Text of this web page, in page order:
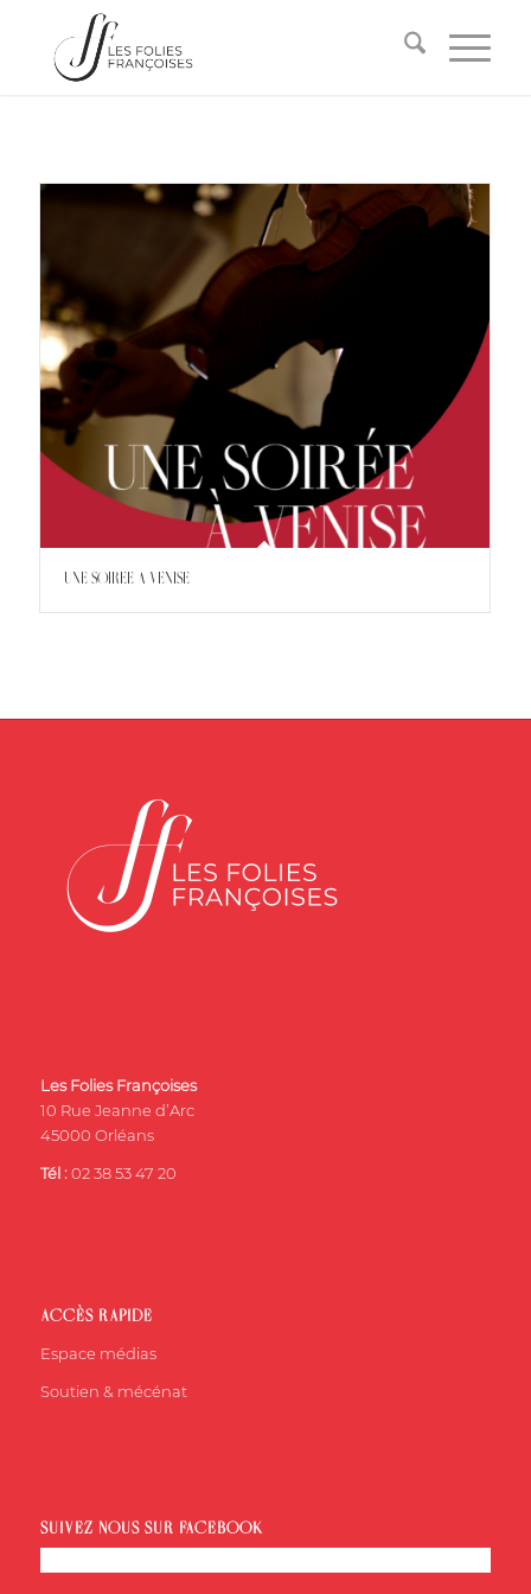
UNE SOIREE A VENISE
Les Folies Françoises
10 Rue Jeanne d’Arc
45000 Orléans
Tél : 02 38 53 47 20
ACCÈS RAPIDE
Espace médias
Soutien & mécénat
SUIVEZ-NOUS SUR FACEBOOK